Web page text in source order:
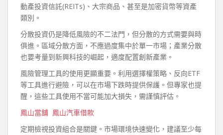
動產投資信託(REITs)、大宗商品、甚至是加密貨幣等資產
類別。
分散投資仍是降低風險的不二法門，但分散的方式需要與時
俱進。區域分散方面，不應過度集中於單一市場；產業分散
也要考量到新興科技的崛起，適度配置創新產業。
風險管理工具的使用更顯重要。利用選擇權策略、反向ETF
等工具進行避險，可以在市場下跌時提供保護。但專家也提
醒，這些工具使用不當可能加大損失，需謹慎評估。
鳳山當舖 鳳山汽車借款
定期檢視投資組合是關鍵。市場環境快速變化，建議至少每